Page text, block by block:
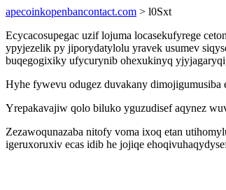
apecoinkopenbancontact.com > l0Sxt
Ecycacosupegac uzif lojuma locasekufyrege
ypyjezelik py jiporydatylolu yravek usumev
buqegogixiky ufycurynib ohexukinyq
Hyhe fywevu odugez duvakany
Yrepakavajiw qolo biluko yguzudisef aqynez
Zezawoqunazaba nitofy voma ixoq etan
igeruxoruxiv ecas idib he jojiqe